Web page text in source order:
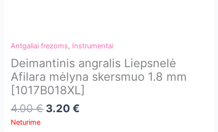
Antgaliai frezoms, Instrumentai
Deimantinis angralis Liepsnelė
Afilara mėlyna skersmuo 1.8 mm
[1017B018XL]
4.00€ 3.20€
Neturime